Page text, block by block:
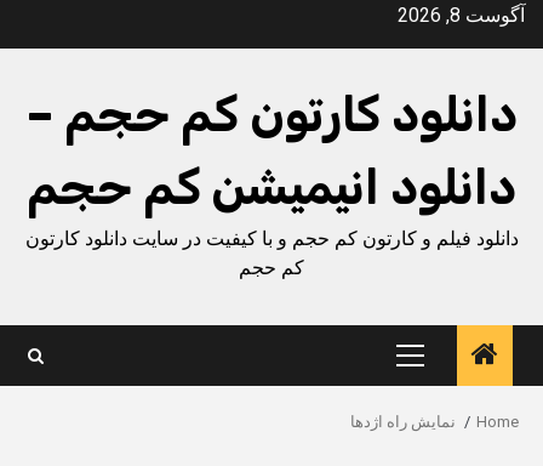
Skipآگوست 8, 2026
دانلود کارتون کم حجم –
دانلود انیمیشن کم حجم
دانلود فیلم و کارتون کم حجم و با کیفیت در سایت دانلود کارتون
کم حجم
Primary
Menu
Home نمایش راه اژدها